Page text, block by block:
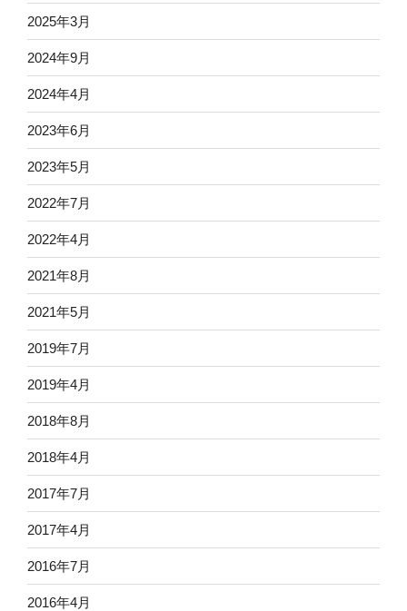
2025年3月
2024年9月
2024年4月
2023年6月
2023年5月
2022年7月
2022年4月
2021年8月
2021年5月
2019年7月
2019年4月
2018年8月
2018年4月
2017年7月
2017年4月
2016年7月
2016年4月